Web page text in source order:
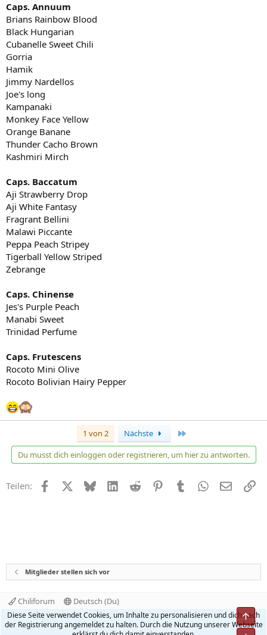
Caps. Annuum
Brians Rainbow Blood
Black Hungarian
Cubanelle Sweet Chili
Gorria
Hamik
Jimmy Nardellos
Joe's long
Kampanaki
Monkey Face Yellow
Orange Banane
Thunder Cacho Brown
Kashmiri Mirch
Caps. Baccatum
Aji Strawberry Drop
Aji White Fantasy
Fragrant Bellini
Malawi Piccante
Peppa Peach Stripey
Tigerball Yellow Striped
Zebrange
Caps. Chinense
Jes's Purple Peach
Manabi Sweet
Trinidad Perfume
Caps. Frutescens
Rocoto Mini Olive
Rocoto Bolivian Hairy Pepper
1 von 2 Nächste
Du musst dich einloggen oder registrieren, um hier zu antworten.
Teilen: Facebook BlueskyLinkedIn
Reddit PinterestTumblr WhatsApp
E-Mail
Mitglieder stellen sich vor
Chiliforum
Deutsch (Du)
Kontakt
Nutzungsbedingungen
Datenschutz
Hilfe und Impressum
Start
R
Diese Seite verwendet Cookies, um Inhalte zu personalisieren und dich nach
der Registrierung angemeldet zu halten. Durch die Nutzung unserer Webseite